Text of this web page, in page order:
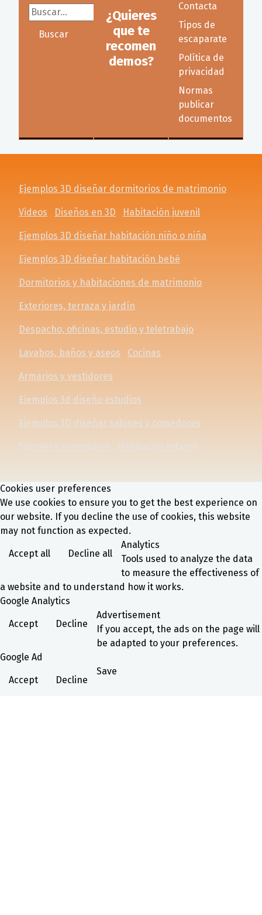
Buscar...
Buscar
¿Quieres
que te
recomen
demos?
Contacta
Tipos de
escaparate
Política de
privacidad
Normas
publicar
documentos
Ejemplos 3D diseñar dormitorios de matrimonio
Videos Diseños en 3D Habitación juvenil
Ejemplos 3D diseñar habitación niño o niña
Ejemplos 3D diseñar habitación bebé
Dormitorios y habitaciones de matrimonio
Exteriores, terraza y jardín
Despacho, oficinas, estudio y teletrabajo
Lavabos, baños y aseos Cocinas
Armarios y vestidores
Ejemplos 3d diseño estudios
Ejemplos 3D diseñar salones y comedores
Salones y comedores Habitación infantil
Cookies user preferences
We use cookies to ensure you to get the best experience on
our website. If you decline the use of cookies, this website
may not function as expected.
Accept all Decline all
Analytics
Tools used to analyze the data
to measure the effectiveness of
a website and to understand how it works.
Google Analytics
Accept Decline
Advertisement
If you accept, the ads on the page will
be adapted to your preferences.
Google Ad
Accept Decline
Save